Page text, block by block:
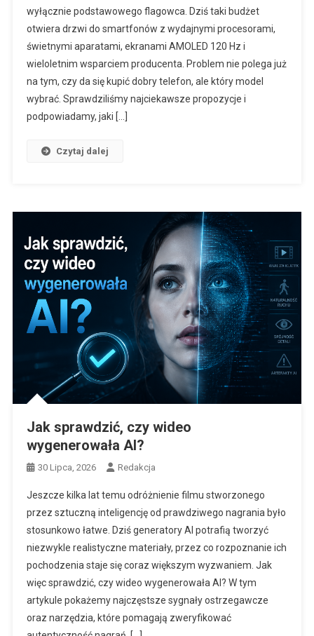
wyłącznie podstawowego flagowca. Dziś taki budżet
otwiera drzwi do smartfonów z wydajnymi procesorami,
świetnymi aparatami, ekranami AMOLED 120 Hz i
wieloletnim wsparciem producenta. Problem nie polega już
na tym, czy da się kupić dobry telefon, ale który model
wybrać. Sprawdziliśmy najciekawsze propozycje i
podpowiadamy, jaki […]
Czytaj dalej
Jak sprawdzić, czy wideo
wygenerowała AI?
30 Lipca, 2026 Redakcja
Jeszcze kilka lat temu odróżnienie filmu stworzonego
przez sztuczną inteligencję od prawdziwego nagrania było
stosunkowo łatwe. Dziś generatory AI potrafią tworzyć
niezwykle realistyczne materiały, przez co rozpoznanie ich
pochodzenia staje się coraz większym wyzwaniem. Jak
więc sprawdzić, czy wideo wygenerowała AI? W tym
artykule pokażemy najczęstsze sygnały ostrzegawcze
oraz narzędzia, które pomagają zweryfikować